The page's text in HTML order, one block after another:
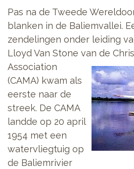
Pas na de Tweede
blanken in de Baliemvallei.
zendelingen onder leiding
Lloyd Van Stone van de
Association
(CAMA) kwam als
eerste naar de
streek. De CAMA
landde op 20 april
1954 met een
watervliegtuig op
de Baliemrivier